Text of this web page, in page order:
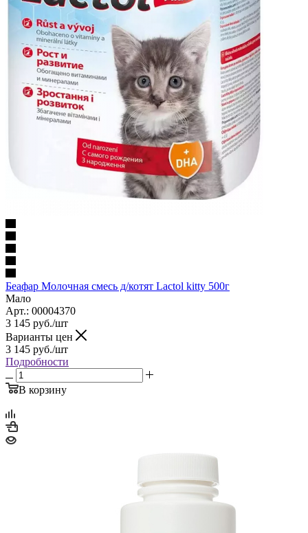
Беафар Молочная смесь д/котят Lactol kitty 500г
Мало
Арт.: 00004370
3 145 руб./шт
Варианты цен
3 145 руб./шт
Подробности
В корзину